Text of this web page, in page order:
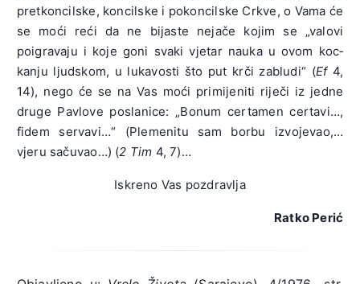
pretkoncilske, koncilske i pokoncilske Crkve, o Vama će
se moći reći da ne bijaste nejače kojim se „valovi
poigravaju i koje goni svaki vjetar nauka u ovom koc­
kanju ljudskom, u lukavosti što put krči zabludi“ (Ef4,
14), nego će se na Vas moći primijeniti riječi iz jedne
druge Pavlove poslanice: „Bonum certamen certavi…,
fidem servavi…“ (Plemenitu sam borbu izvojevao,…
vjeru sačuvao…) (2 Tim 4, 7)…
Iskreno Vas pozdravlja
Ratko Perić